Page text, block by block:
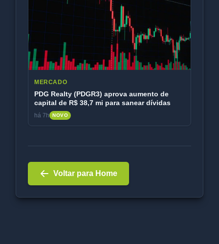
MERCADO
PDG Realty (PDGR3) aprova aumento de
capital de R$ 38,7 mi para sanear dívidas
há 7h NOVO
Voltar para Home